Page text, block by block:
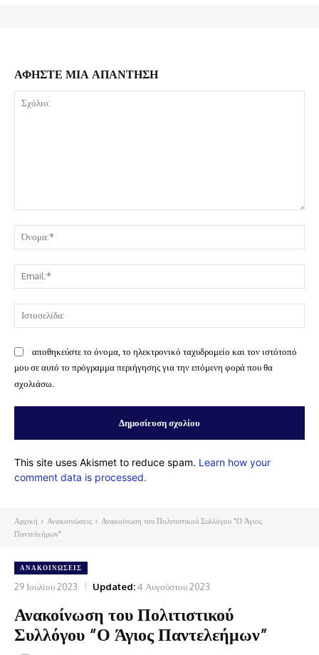
ΑΦΗΣΤΕ ΜΙΑ ΑΠΑΝΤΗΣΗ
αποθηκεύστε το όνομα, το ηλεκτρονικό ταχυδρομείο και τον ιστότοπό
μου σε αυτό το πρόγραμμα περιήγησης για την επόμενη φορά που θα
σχολιάσω.
This site uses Akismet to reduce spam. Learn how your
comment data is processed.